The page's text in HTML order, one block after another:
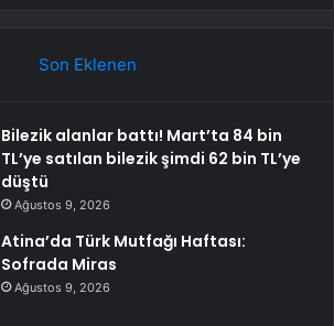
Son Eklenen
Bilezik alanlar battı! Mart’ta 84 bin
TL’ye satılan bilezik şimdi 62 bin TL’ye
düştü
Ağustos 9, 2026
Atina’da Türk Mutfağı Haftası:
Sofrada Miras
Ağustos 9, 2026